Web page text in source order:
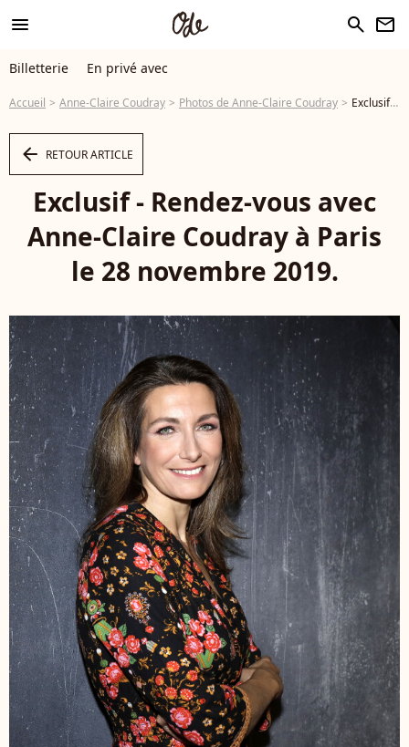
menu search newsletter
Billetterie En privé avec
Accueil Anne-Claire Coudray Photos de Anne-Claire Coudray Exclusif - Rendez-vous avec Anne-Claire Coudray à Paris le 28 novembre 2019. © Cédric Perrin/Bestimage - Photo
arrow_left RETOUR ARTICLE
Exclusif - Rendez-vous avec
Anne-Claire Coudray à Paris
le 28 novembre 2019.